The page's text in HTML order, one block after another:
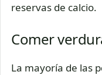
reservas de calcio.
Comer
La mayoría de las